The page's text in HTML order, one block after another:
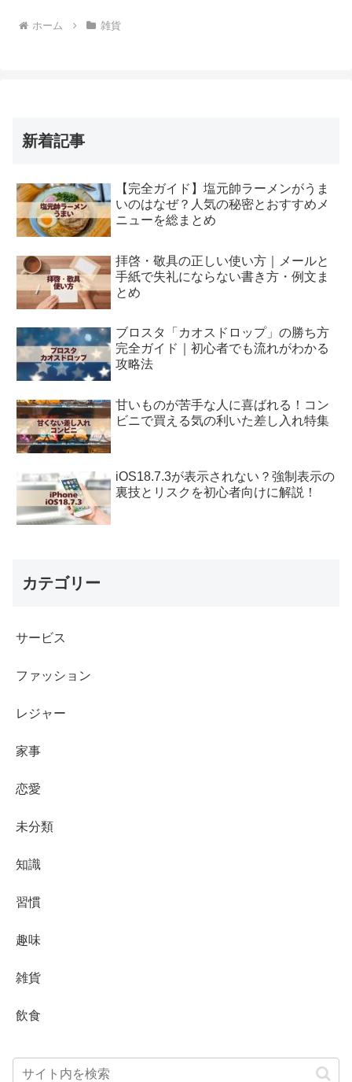
ホーム 雑貨
新着記事
【完全ガイド】塩元帥ラーメンがうま
いのはなぜ？人気の秘密とおすすめメ
ニューを総まとめ
拝啓・敬具の正しい使い方｜メールと
手紙で失礼にならない書き方・例文ま
とめ
ブロスタ「カオスドロップ」の勝ち方
完全ガイド｜初心者でも流れがわかる
攻略法
甘いものが苦手な人に喜ばれる！コン
ビニで買える気の利いた差し入れ特集
iOS18.7.3が表示されない？強制表示の
裏技とリスクを初心者向けに解説！
カテゴリー
サービス
ファッション
レジャー
家事
恋愛
未分類
知識
習慣
趣味
雑貨
飲食